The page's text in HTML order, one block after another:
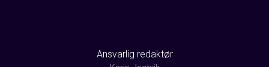
Ansvarlig redaktør